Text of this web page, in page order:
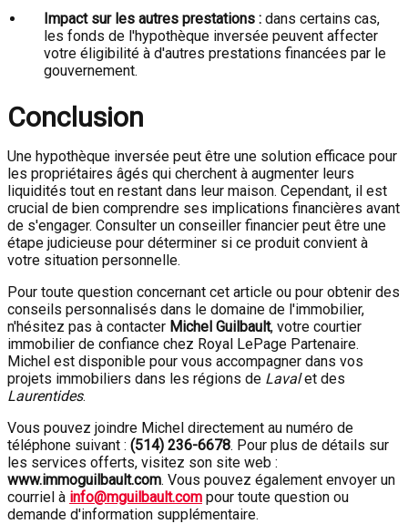
Impact sur les autres prestations : dans certains cas,
les fonds de l'hypothèque inversée peuvent affecter
votre éligibilité à d'autres prestations financées par le
gouvernement.
Conclusion
Une hypothèque inversée peut être une solution efficace pour
les propriétaires âgés qui cherchent à augmenter leurs
liquidités tout en restant dans leur maison. Cependant, il est
crucial de bien comprendre ses implications financières avant
de s'engager. Consulter un conseiller financier peut être une
étape judicieuse pour déterminer si ce produit convient à
votre situation personnelle.
Pour toute question concernant cet article ou pour obtenir des
conseils personnalisés dans le domaine de l'immobilier,
n'hésitez pas à contacter Michel Guilbault, votre courtier
immobilier de confiance chez Royal LePage Partenaire.
Michel est disponible pour vous accompagner dans vos
projets immobiliers dans les régions de Lavalet des
Laurentides.
Vous pouvez joindre Michel directement au numéro de
téléphone suivant : (514) 236-6678. Pour plus de détails sur
les services offerts, visitez son site web :
www.immoguilbault.com. Vous pouvez également envoyer un
courriel à info@mguilbault.com pour toute question ou
demande d'information supplémentaire.